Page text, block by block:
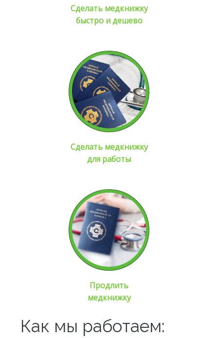
Сделать медкнижку
быстро и дешево
Сделать медкнижку
для работы
Продлить
медкнижку
Как мы работаем: